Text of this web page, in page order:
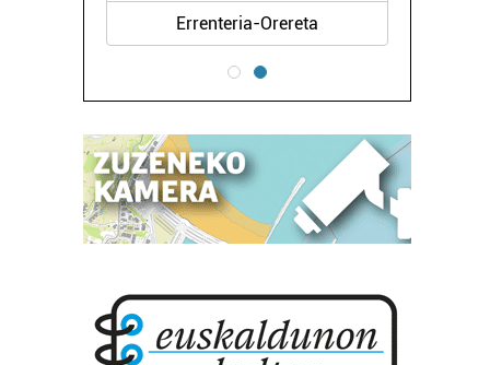
Errenteria-Orereta